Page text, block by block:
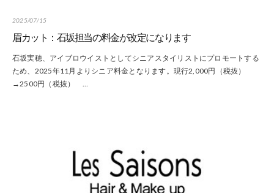
2025/07/15
眉カット：石坂担当の料金が改定になります
石坂実穂、アイブロウイストとしてシニアスタイリストにプロモートする
ため、2025年11月よりシニア料金となります。現行2,000円（税抜）
→2500円（税抜） …